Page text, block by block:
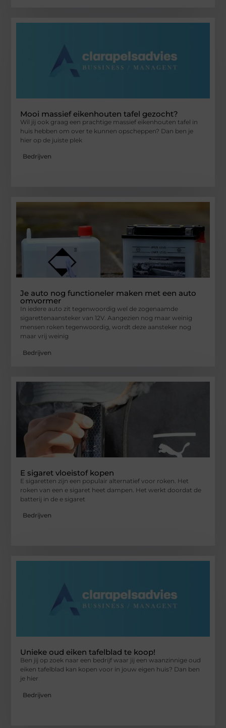
Mooi massief eikenhouten tafel gezocht?
Wil jij ook graag een prachtige massief eikenhouten tafel in
huis hebben om over te kunnen opscheppen? Dan ben je
hier op de juiste plek
Bedrijven
Je auto nog functioneler maken met een auto
omvormer
In iedere auto zit tegenwoordig wel de zogenaamde
sigarettenaansteker van 12V. Aangezien nog maar weinig
mensen roken tegenwoordig, wordt deze aansteker nog
maar vrij weinig
Bedrijven
E sigaret vloeistof kopen
E sigaretten zijn een populair alternatief voor roken. Het
roken van een e sigaret heet dampen. Het werkt doordat de
batterij in de e sigaret
Bedrijven
Unieke oud eiken tafelblad te koop!
Ben jij op zoek naar een bedrijf waar jij een waanzinnige oud
eiken tafelblad kan kopen voor in jouw eigen huis? Dan ben
je hier
Bedrijven